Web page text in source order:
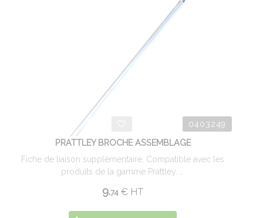
0403249
PRATTLEY BROCHE ASSEMBLAGE
Fiche de liaison supplémentaire. Compatible avec les
produits de la gamme Prattley. ...
9.74 €HT